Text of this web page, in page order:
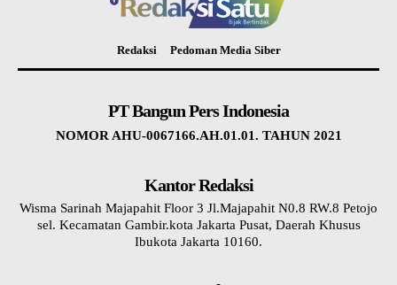
Redaksi Pedoman Media Siber
PT Bangun Pers Indonesia
NOMOR AHU-0067166.AH.01.01. TAHUN 2021
Kantor Redaksi
Wisma Sarinah Majapahit Floor 3 Jl.Majapahit N0.8 RW.8 Petojo
sel. Kecamatan Gambir.kota Jakarta Pusat, Daerah Khusus
Ibukota Jakarta 10160.